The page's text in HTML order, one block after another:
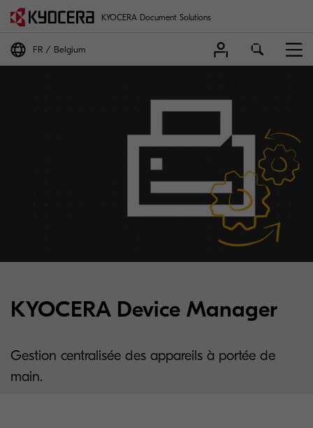
KYOCERA Document Solutions
FR Belgium
KYOCERA Device Manager
Gestion centralisée des appareils à portée de
main.